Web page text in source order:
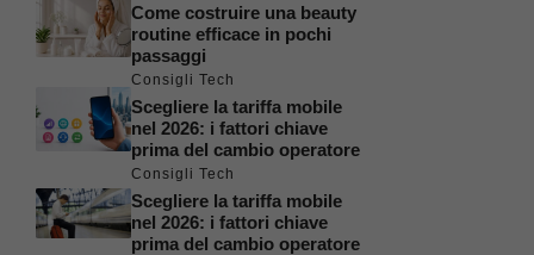
Come costruire una beauty
routine efficace in pochi
passaggi
Consigli Tech
Scegliere la tariffa mobile
nel 2026: i fattori chiave
prima del cambio operatore
Consigli Tech
Scegliere la tariffa mobile
nel 2026: i fattori chiave
prima del cambio operatore